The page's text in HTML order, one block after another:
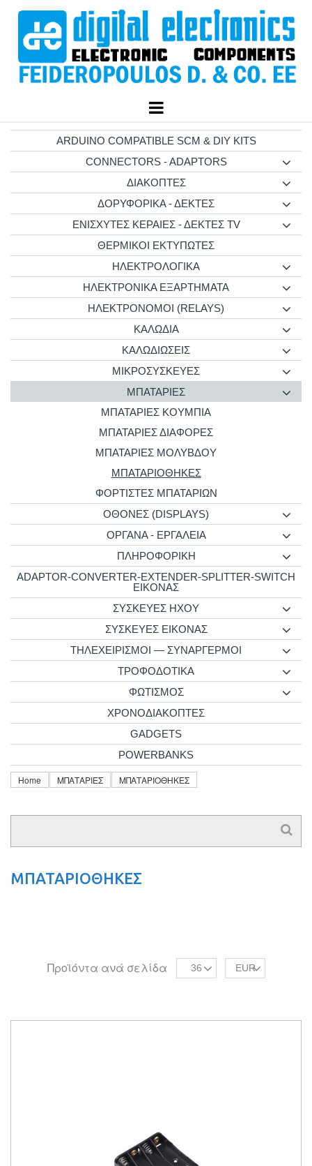
ARDUINO COMPATIBLE SCM & DIY KITS
CONNECTORS - ADAPTORS
ΔΙΑΚΟΠΤΕΣ
ΔΟΡΥΦΟΡΙΚΑ - ΔΕΚΤΕΣ
ΕΝΙΣΧΥΤΕΣ ΚΕΡΑΙΕΣ - ΔΕΚΤΕΣ TV
ΘΕΡΜΙΚΟΙ ΕΚΤΥΠΩΤΕΣ
ΗΛΕΚΤΡΟΛΟΓΙΚΑ
ΗΛΕΚΤΡΟΝΙΚΑ ΕΞΑΡΤΗΜΑΤΑ
ΗΛΕΚΤΡΟΝΟΜΟΙ (RELAYS)
ΚΑΛΩΔΙΑ
ΚΑΛΩΔΙΩΣΕΙΣ
ΜΙΚΡΟΣΥΣΚΕΥΕΣ
ΜΠΑΤΑΡΙΕΣ
ΜΠΑΤΑΡΙΕΣ ΚΟΥΜΠΙΑ
ΜΠΑΤΑΡΙΕΣ ΔΙΑΦΟΡΕΣ
ΜΠΑΤΑΡΙΕΣ ΜΟΛΥΒΔΟΥ
ΜΠΑΤΑΡΙΟΘΗΚΕΣ
ΦΟΡΤΙΣΤΕΣ ΜΠΑΤΑΡΙΩΝ
ΟΘΟΝΕΣ (DISPLAYS)
ΟΡΓΑΝΑ - ΕΡΓΑΛΕΙΑ
ΠΛΗΡΟΦΟΡΙΚΗ
ADAPTOR-CONVERTER-EXTENDER-SPLITTER-SWITCH
ΕΙΚΟΝΑΣ
ΣΥΣΚΕΥΕΣ ΗΧΟΥ
ΣΥΣΚΕΥΕΣ ΕΙΚΟΝΑΣ
ΤΗΛΕΧΕΙΡΙΣΜΟΙ — ΣΥΝΑΡΓΕΡΜΟΙ
ΤΡΟΦΟΔΟΤΙΚΑ
ΦΩΤΙΣΜΟΣ
ΧΡΟΝΟΔΙΑΚΟΠΤΕΣ
GADGETS
POWERBANKS
Home ΜΠΑΤΑΡΙΕΣ ΜΠΑΤΑΡΙΟΘΗΚΕΣ
ΜΠΑΤΑΡΙΟΘΗΚΕΣ
Προϊόντα ανά σελίδα 36 EUR